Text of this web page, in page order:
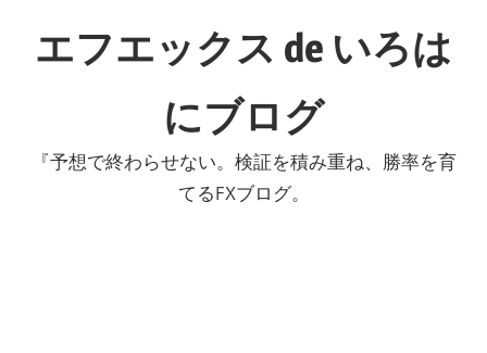
エフエックス de いろは
にブログ
『予想で終わらせない。検証を積み重ね、勝率を育
てるFXブログ。